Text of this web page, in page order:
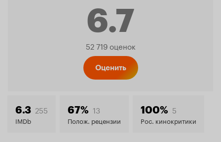
6.7
Рейтинг
6.7
52 719 оценок
Оценить
6.3 255
IMDb
67% 13
Полож. рецензии
100% 5
Рос. кинокритики